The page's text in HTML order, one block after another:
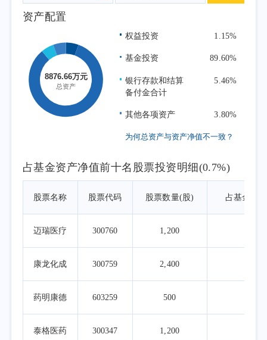
强，国际竞争优势逐步显现。作为国家战略性
新兴产业，生物科技领域企业的市场潜力与科
研创新活力持续释放，长期投资价值在政策支
持与需求增长的双重驱动下日益凸显。
本报告期为本基金的正常运作期，本基金
在投资运作过程中严格遵守基金合同，坚持既
定的指数化投资策略，依据基金申赎变动等情
资产配置
权益投资 1.15%
基金投资 89.60%
银行存款和结算
备付金合计
5.46%
其他各项资产 3.80%
为何总资产与资产净值不一致？
占基金资产净值前十名股票投资明细(0.7%)
股票名称 股票代码 股票数量(股) 占基金资
迈瑞医疗 300760 1,200
康龙化成 300759 2,400
药明康德 603259 500
泰格医药 300347 1,200